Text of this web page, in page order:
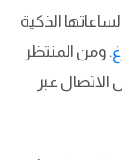
الذكية
. ومن المنتظر
عبر